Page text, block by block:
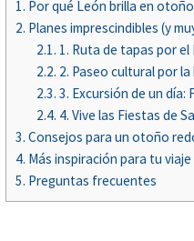
1. Por qué León brilla en otoño
2. Planes imprescindibles (y
2.1. 1. Ruta de tapas por
2.2. 2. Paseo cultural por
2.3. 3. Excursión de un día:
2.4. 4. Vive las Fiestas de
3. Consejos para un otoño
4. Más inspiración para tu viaje
5. Preguntas frecuentes